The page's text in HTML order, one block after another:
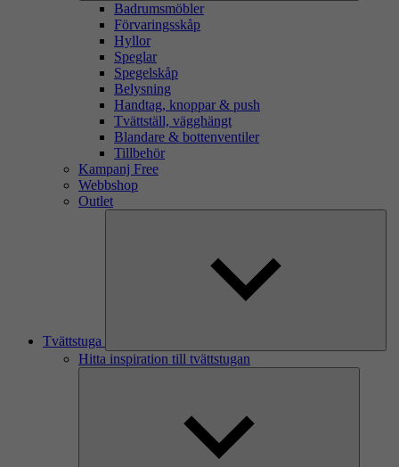
Badrumsmöbler
Förvaringsskåp
Hyllor
Speglar
Spegelskåp
Belysning
Handtag, knoppar & push
Tvättställ, vägghängt
Blandare & bottenventiler
Tillbehör
Kampanj Free
Webbshop
Outlet
Tvättstuga
Hitta inspiration till tvättstugan